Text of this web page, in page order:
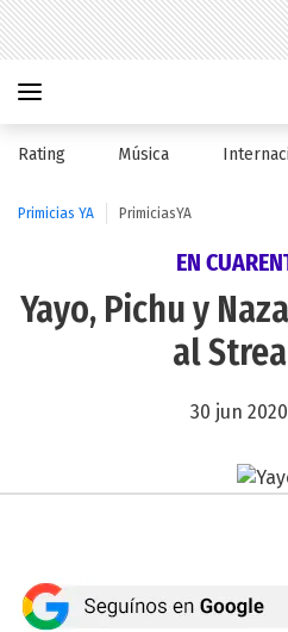
Rating Música
Primicias YA PrimiciasYA
EN
Yayo, Pichu y
al
30 jun